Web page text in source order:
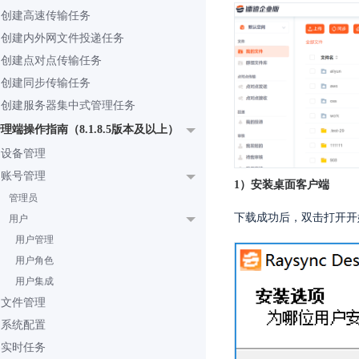
创建高速传输任务
创建内外网文件投递任务
创建点对点传输任务
创建同步传输任务
创建服务器集中式管理任务
端操作指南（8.1.8.5版本及以上）
设备管理
账号管理
管理员
用户
用户管理
用户角色
用户集成
文件管理
系统配置
实时任务
1）安装桌面客户端
下载成功后，双击打开